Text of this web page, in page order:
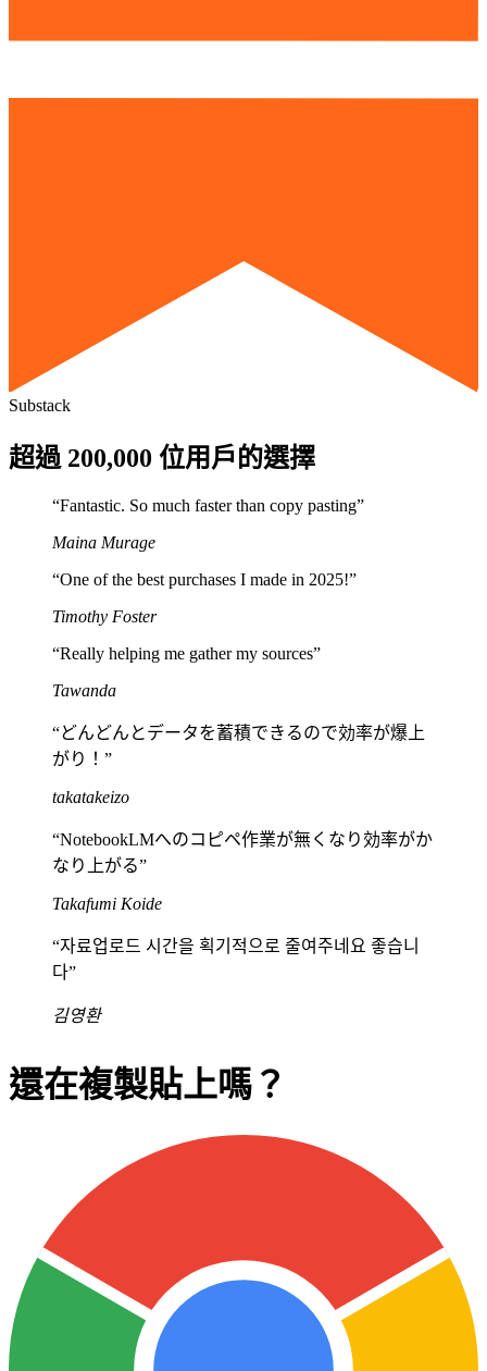
Substack
超過 200,000 位用戶的選擇
“Fantastic. So much faster than copy pasting”
Maina Murage
“One of the best purchases I made in 2025!”
Timothy Foster
“Really helping me gather my sources”
Tawanda
“どんどんとデータを蓄積できるので効率が爆上
がり！ ”
takatakeizo
“NotebookLMへのコピペ作業が無くなり効率がか
なり上がる”
Takafumi Koide
“자료업로드 시간을 획기적으로 줄여주네요 좋습니
다”
김영환
還在複製貼上嗎？